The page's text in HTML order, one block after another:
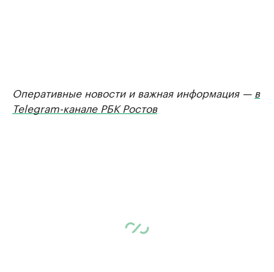
Оперативные новости и важная информация —в
Telegram-канале РБК Ростов